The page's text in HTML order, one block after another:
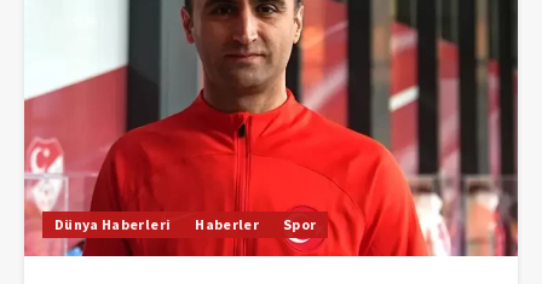
Dünya Haberleri Haberler Spor